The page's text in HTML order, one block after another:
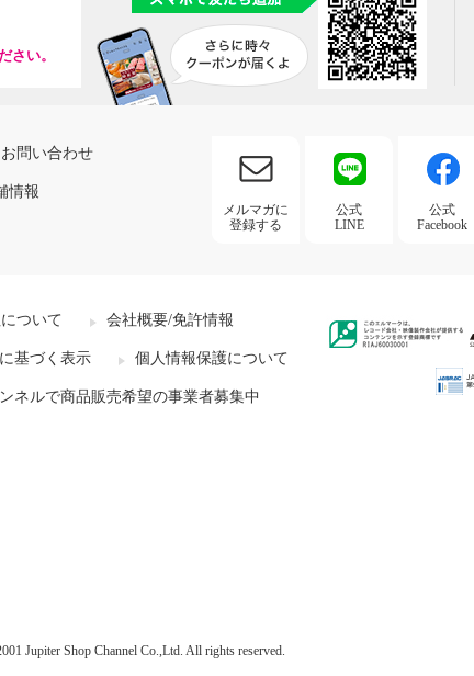
さい。
お問い合わせ
情報
メルマガに
登録する
公式
LINE
公式
Facebook
ついて 会社概要/免許情報
基づく表示 個人情報保護について
ネルで商品販売希望の事業者募集中
Jupiter Shop Channel Co.,Ltd. All rights reserved.